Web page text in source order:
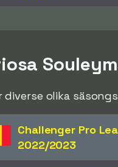
diverse olika
Challenger Pro
2022/2023